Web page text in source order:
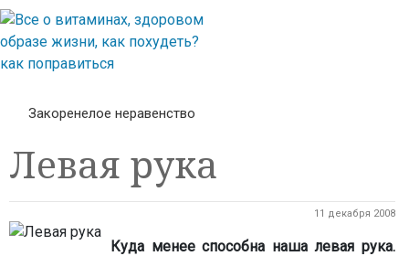
Закоренелое неравенство
Левая рука
11 декабря 2008
Куда менее способна наша левая рука.